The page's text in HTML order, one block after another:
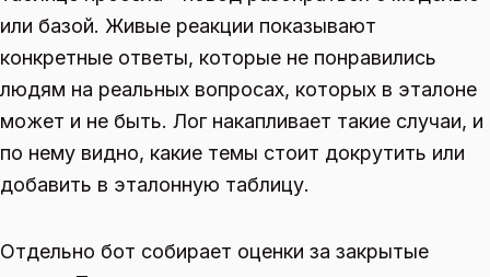
или базой. Живые реакции показывают
конкретные ответы, которые не понравились
людям на реальных вопросах, которых в эталоне
может и не быть. Лог накапливает такие случаи, и
по нему видно, какие темы стоит докрутить или
добавить в эталонную таблицу.
Отдельно бот собирает оценки за закрытые